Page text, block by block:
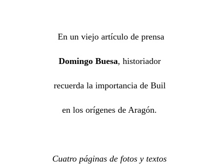
En un viejo artículo de prensa
Domingo Buesa, historiador
recuerda la importancia de Buil
en los orígenes de Aragón.
Cuatro páginas de fotos y textos